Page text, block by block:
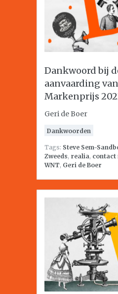
Dankwoord bij
aanvaarding
Markenprijs
Geri de Boer
Dankwoorden
Tags: Steve Sem-
Zweeds, realia, contact
WNT, Geri de Boer